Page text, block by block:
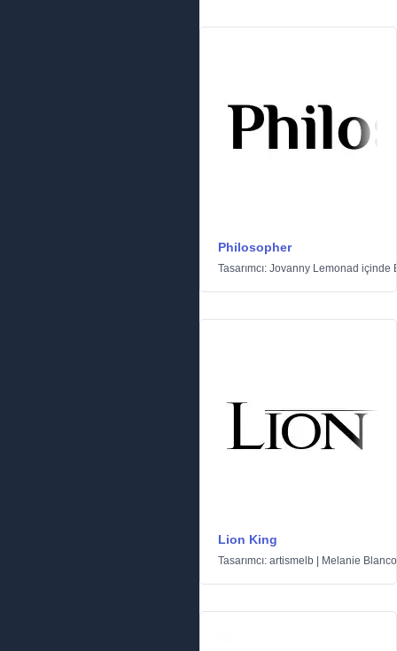
Philosopher
Tasarımcı: Jovanny Lemonad içinde
Lion King
Tasarımcı: artismelb | Melanie Blanco